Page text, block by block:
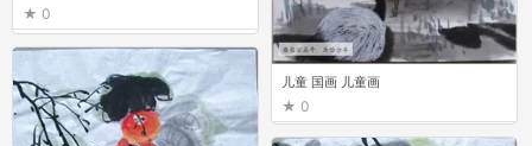
0
儿童 国画 儿童画
0